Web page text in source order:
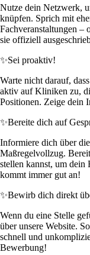
Nutze dein Netzwerk,
knüpfen. Sprich mit
Fachveranstaltungen –
sie offiziell
✨Sei proaktiv!
Warte nicht darauf,
aktiv auf Kliniken zu,
Positionen. Zeige dein
✨Bereite dich auf
Informiere dich über
Maßregelvollzug.
stellen kannst, um dein
kommt immer gut an!
✨Bewirb dich direkt
Wenn du eine Stelle
über unsere Website.
schnell und
Bewerbung!